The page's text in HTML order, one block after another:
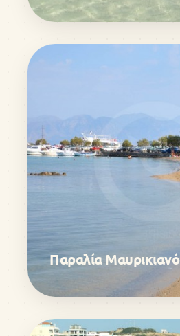
Παραλία Μαυρικιανό